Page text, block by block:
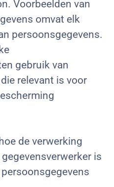
Voorbeelden van
omvat elk
persoonsgegevens.
gebruik van
relevant is voor
de verwerking
is